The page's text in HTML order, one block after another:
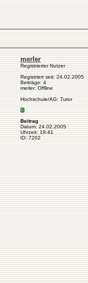
merler
Registrierter Nutzer
Registriert seit: 24.02.2005
Beiträge: 4
merler: Offline
Hochschule/AG: Tutor
Beitrag
Datum: 24.02.2005
Uhrzeit: 19:41
ID: 7202